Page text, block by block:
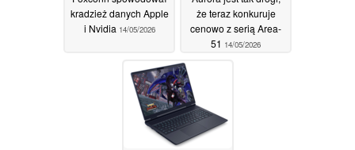
kradzież danych Apple
i Nvidia 14/05/2026
że teraz konkuruje
cenowo z serią Area-
51 14/05/2026